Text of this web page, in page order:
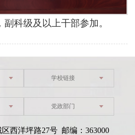
科级及以上干部参加。
学校链接
党政部门
西洋坪路27号 邮编：363000